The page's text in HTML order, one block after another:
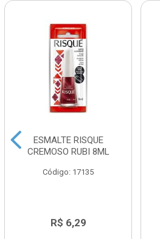
ESMALTE RISQUE
CREMOSO RUBI 8ML
Código: 17135
R$ 6,29